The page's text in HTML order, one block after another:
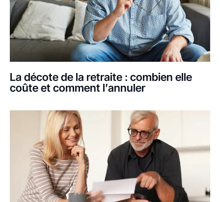
La décote de la retraite : combien elle
coûte et comment l’annuler